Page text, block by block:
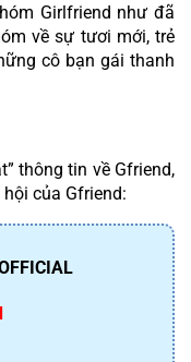
Girlfriend như đã
về sự tươi mới, trẻ
cô bạn gái thanh
thông tin về Gfriend,
của Gfriend: